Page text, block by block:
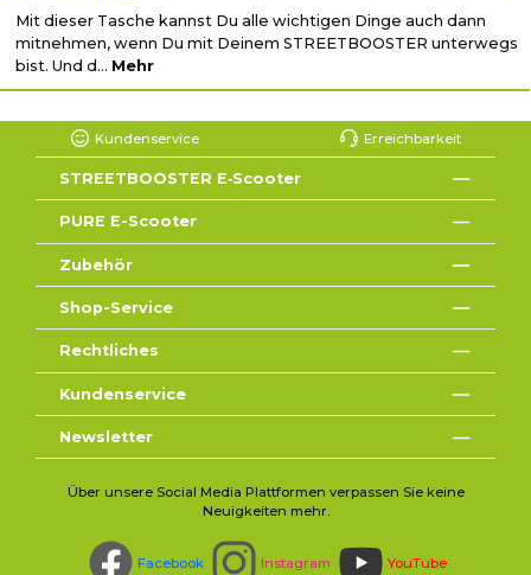
Mit dieser Tasche kannst Du alle wichtigen Dinge auch dann
mitnehmen, wenn Du mit Deinem STREETBOOSTER unterwegs
bist. Und d… Mehr
Kundenservice Erreichbarkeit
STREETBOOSTER E‑Scooter
PURE E-Scooter
Zubehör
Shop-Service
Rechtliches
Kundenservice
Newsletter
Über unsere Social Media Plattformen verpassen Sie keine
Neuigkeiten mehr.
Facebook Instagram YouTube